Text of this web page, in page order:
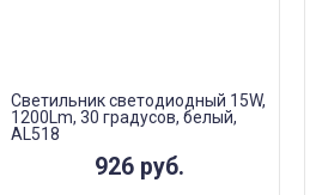
Светильник светодиодный 15W,
1200Lm, 30 градусов, белый,
AL518
926 руб.